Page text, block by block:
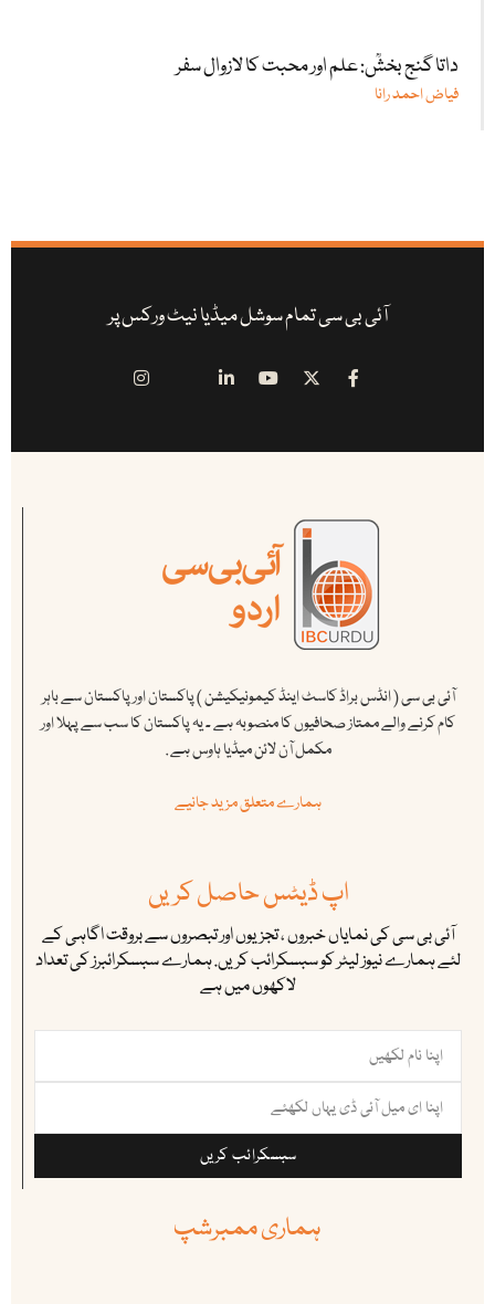
داتا گنج بخشؒ: علم اور محبت کا لازوال سفر
فیاض احمد رانا
آئی بی سی تمام سوشل میڈیا نیٹ ورکس پر
آئی بی سی ( انڈس براڈ کاسٹ اینڈ کیمونیکیشن ) پاکستان اور پاکستان سے باہر
کام کرنے والے ممتاز صحافیوں کا منصوبہ ہے ۔ یہ پاکستان کا سب سے پہلا اور
مکمل آن لائن میڈیا ہاوس ہے .
ہمارے متعلق مزید جانیے
اپ ڈیٹس حاصل کریں
آئی بی سی کی نمایاں خبروں ، تجزیوں اور تبصروں سے بروقت اگاہی کے
لئے ہمارے نیوز لیٹر کو سبسکرائب کریں. ہمارے سبسکرائبرز کی تعداد
لاکھوں میں ہے
سبسکرائب کریں
ہماری ممبرشپ